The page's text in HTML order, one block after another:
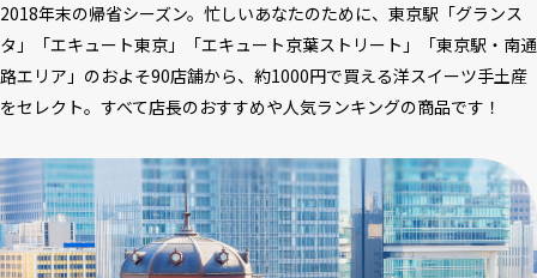
2018年末の帰省シーズン。忙しいあなたのために、東京駅「グランス
タ」「エキュート東京」「エキュート京葉ストリート」「東京駅・南通
路エリア」のおよそ90店舗から、約1000円で買える洋スイーツ手土産
をセレクト。すべて店長のおすすめや人気ランキングの商品です！